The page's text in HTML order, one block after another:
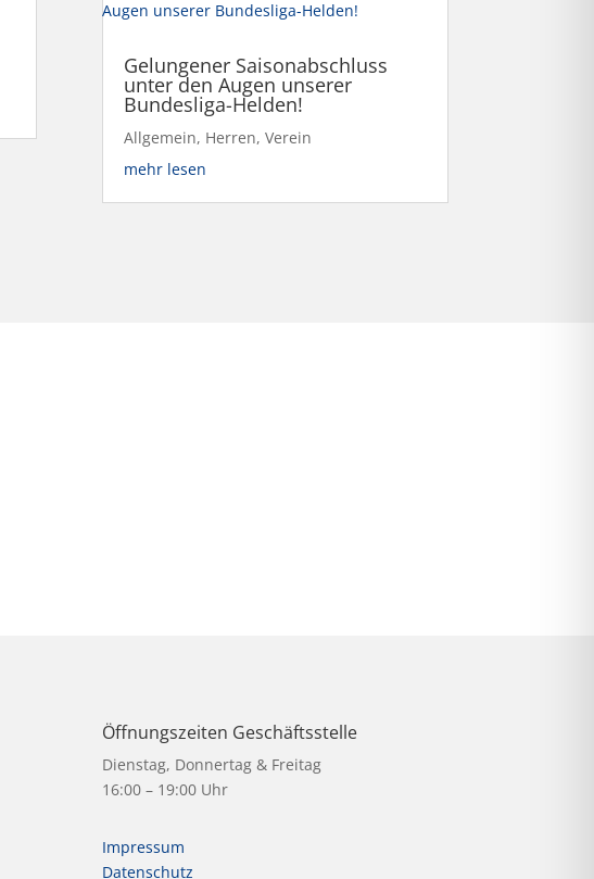
Gelungener Saisonabschluss
unter den Augen unserer
Bundesliga-Helden!
Allgemein, Herren, Verein
mehr lesen
Öffnungszeiten Geschäftsstelle
Dienstag, Donnertag & Freitag
16:00 – 19:00 Uhr
Impressum
Datenschutz